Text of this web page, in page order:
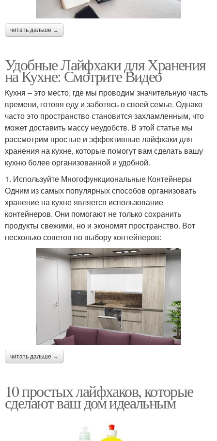
читать дальше →
Удобные Лайфхаки для Хранения
на Кухне: Смотрите Видео
Кухня – это место, где мы проводим значительную часть
времени, готовя еду и заботясь о своей семье. Однако
часто это пространство становится захламленным, что
может доставить массу неудобств. В этой статье мы
рассмотрим простые и эффективные лайфхаки для
хранения на кухне, которые помогут вам сделать вашу
кухню более организованной и удобной.
1. Используйте Многофункциональные Контейнеры
Одним из самых популярных способов организовать
хранение на кухне является использование
контейнеров. Они помогают не только сохранить
продукты свежими, но и экономят пространство. Вот
несколько советов по выбору контейнеров:
читать дальше →
10 простых лайфхаков, которые
сделают ваш дом идеальным